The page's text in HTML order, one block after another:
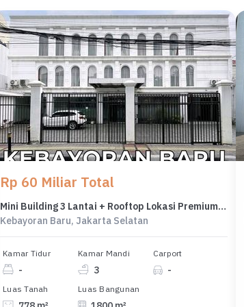
Rp 60 Miliar Total
Mini Building 3 Lantai + Rooftop Lokasi Premium Di Kebayoran Baru
Kebayoran Baru, Jakarta Selatan
Kamar Tidur
-
Kamar Mandi
3
Carport
-
Luas Tanah Luas Bangunan